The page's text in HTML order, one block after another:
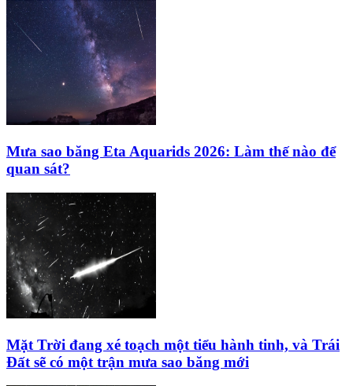
Mưa sao băng Eta Aquarids 2026: Làm thế nào để
quan sát?
Mặt Trời đang xé toạch một tiểu hành tinh, và Trái
Đất sẽ có một trận mưa sao băng mới